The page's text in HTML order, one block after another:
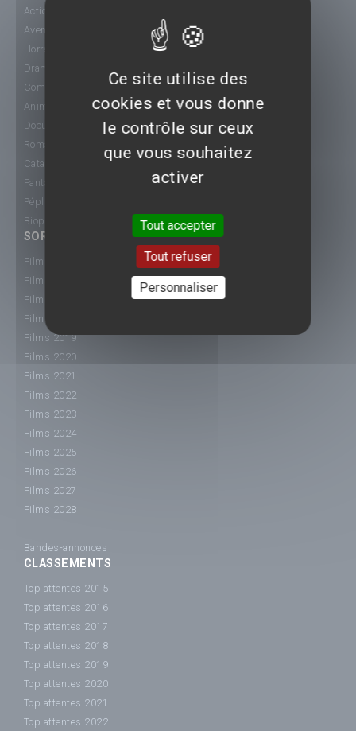
Action
Aventure
Horreur
Drame
Comédie
Animation
Documentaire
Romance
Catastrophe
Fantastique
Péplum
Biopic
SORTIE CINÉ
Films 2015
Films 2016
Films 2017
Films 2018
Films 2019
Films 2020
Films 2021
Films 2022
Films 2023
Films 2024
Films 2025
Films 2026
Films 2027
Films 2028
Bandes-annonces
CLASSEMENTS
Top attentes 2015
Top attentes 2016
Top attentes 2017
Top attentes 2018
Top attentes 2019
Top attentes 2020
Top attentes 2021
Top attentes 2022
Ce site utilise des
cookies et vous donne
le contrôle sur ceux
que vous souhaitez
activer
Tout accepter
Tout refuser
Personnaliser